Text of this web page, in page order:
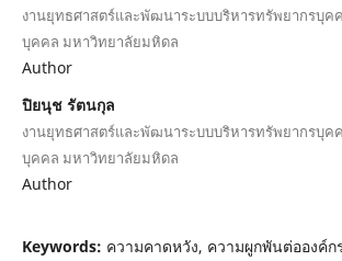
งานยุทธศาสตร์และพัฒนาระบบบริหารทรัพยากรบุค
บุคคล มหาวิทยาลัยมหิดล
Author
ปิยนุช รัตนกุล
งานยุทธศาสตร์และพัฒนาระบบบริหารทรัพยากรบุค
บุคคล มหาวิทยาลัยมหิดล
Author
Keywords: ความคาดหวัง, ความผูกพันต่อองค์ก